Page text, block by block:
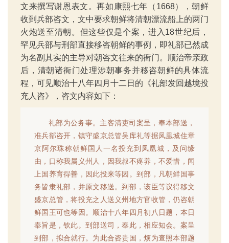
文来撰写谢恩表文。再如康熙七年（1668），朝鲜
收到兵部咨文，文中要求朝鲜将清朝漂流船上的两门
火炮送至清朝。但这些仅是个案，进入18世纪后，
罕见兵部与刑部直接移咨朝鲜的事例，即礼部已然成
为名副其实的主导对朝咨文往来的衙门。顺治帝亲政
后，清朝诸衙门处理涉朝事务并移咨朝鲜的具体流
程，可见顺治十八年四月十二日的《礼部发回越境投
充人咨》，咨文内容如下：
礼部为公务事。主客清吏司案呈，奉本部送，
准兵部咨开，镇守盛京总管吴库礼等据凤凰城住章
京阿尔珠称朝鲜国人一名投充到凤凰城，及问缘
由，口称我属义州人，因我叔不疼养，不爱惜，闻
上国养育得善，因此投来等因。到部，凡朝鲜国事
务皆隶礼部，并原文移送。到部，该臣等议得移文
盛京总管，将投充之人送义州地方官收管，仍咨朝
鲜国王可也等因。顺治十八年四月初八日题，本日
奉旨是，钦此。到部送司，奉此，相应知会。案呈
到部，拟合就行。为此合咨贵国，烦为查照本部题